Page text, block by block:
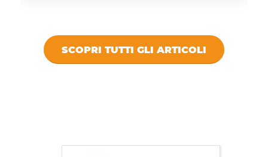
SCOPRI TUTTI GLI ARTICOLI